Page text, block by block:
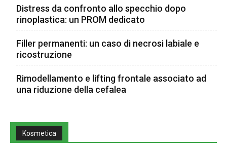
Distress da confronto allo specchio dopo
rinoplastica: un PROM dedicato
Filler permanenti: un caso di necrosi labiale e
ricostruzione
Rimodellamento e lifting frontale associato ad
una riduzione della cefalea
Kosmetica